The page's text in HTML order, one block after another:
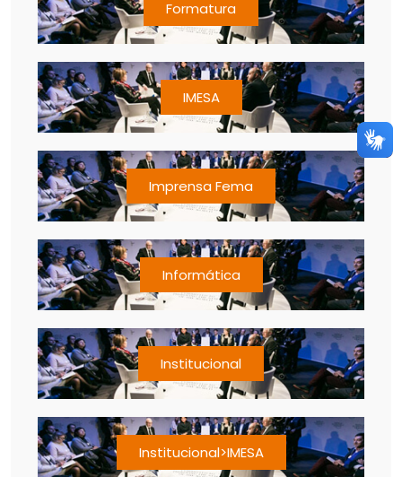
Formatura
IMESA
Imprensa Fema
Informática
Institucional
Institucional>IMESA